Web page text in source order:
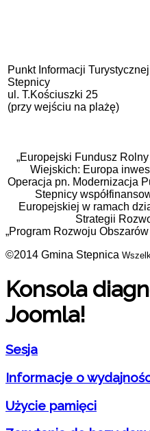
Punkt Informacji
Stepnicy
ul. T.Kościuszki 25
(przy wejściu na plażę)
„Europejski Fundusz
Wiejskich: Europa
Operacja pn. Modernizacja
Stepnicy
Europejskiej w ramach
Strategii
„Program Rozwoju
©2014 Gmina Stepnica
Konsola
Joomla!
Sesja
Informacje o
Użycie pamięci